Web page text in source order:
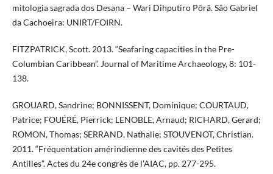
mitologia sagrada dos Desana – Wari Dihputiro Pōrã. São Gabriel
da Cachoeira: UNIRT/FOIRN.
FITZPATRICK, Scott. 2013. “Seafaring capacities in the Pre-
Columbian Caribbean”. Journal of Maritime Archaeology, 8: 101-
138.
GROUARD, Sandrine; BONNISSENT, Dominique; COURTAUD,
Patrice; FOUÉRÉ, Pierrick; LENOBLE, Arnaud; RICHARD, Gerard;
ROMON, Thomas; SERRAND, Nathalie; STOUVENOT, Christian.
2011. “Fréquentation amérindienne des cavités des Petites
Antilles”. Actes du 24e congrès de l’AIAC, pp. 277-295.